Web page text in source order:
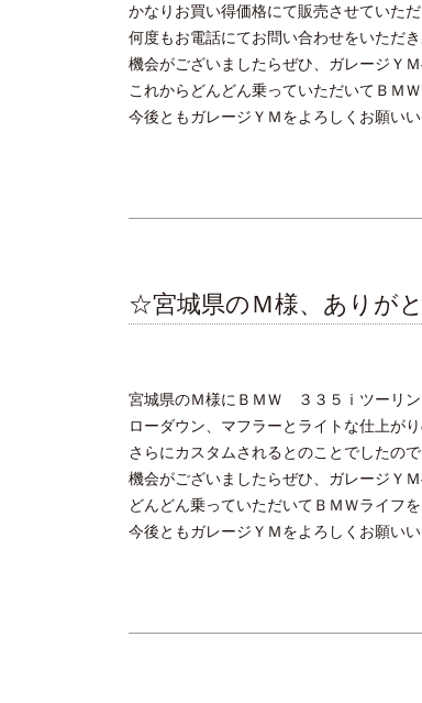
かなりお買い得価格にて販売させていた
何度もお電話にてお問い合わせをいただ
機会がございましたらぜひ、ガレージＹＭ
これからどんどん乗っていただいてＢＭ
今後ともガレージＹＭをよろしくお願いい
☆宮城県のＭ様、ありが
宮城県のＭ様にＢＭＷ ３３５ⅰツーリン
ローダウン、マフラーとライトな仕上が
さらにカスタムされるとのことでしたの
機会がございましたらぜひ、ガレージＹＭ
どんどん乗っていただいてＢＭＷライフを
今後ともガレージＹＭをよろしくお願いい